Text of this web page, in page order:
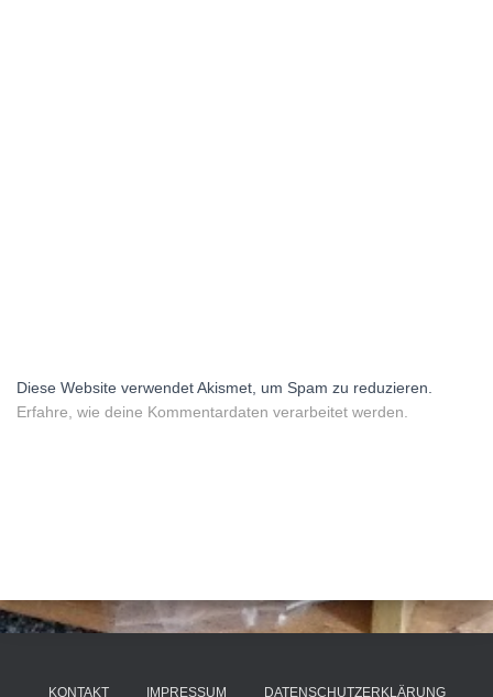
Diese Website verwendet Akismet, um Spam zu reduzieren.
Erfahre, wie deine Kommentardaten verarbeitet werden.
KONTAKT IMPRESSUM DATENSCHUTZERKLÄRUNG